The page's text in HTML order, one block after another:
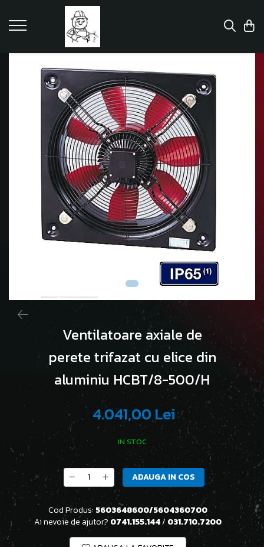
Ventilatoare axiale de
perete trifazat cu elice din
aluminiu HCBT/8-500/H
4.041,00 Lei
IN STOC
ADAUGA IN COS
Cod Produs: 5603648600/5604360700
Ai nevoie de ajutor? 0741.155.144/ 031.710.7200